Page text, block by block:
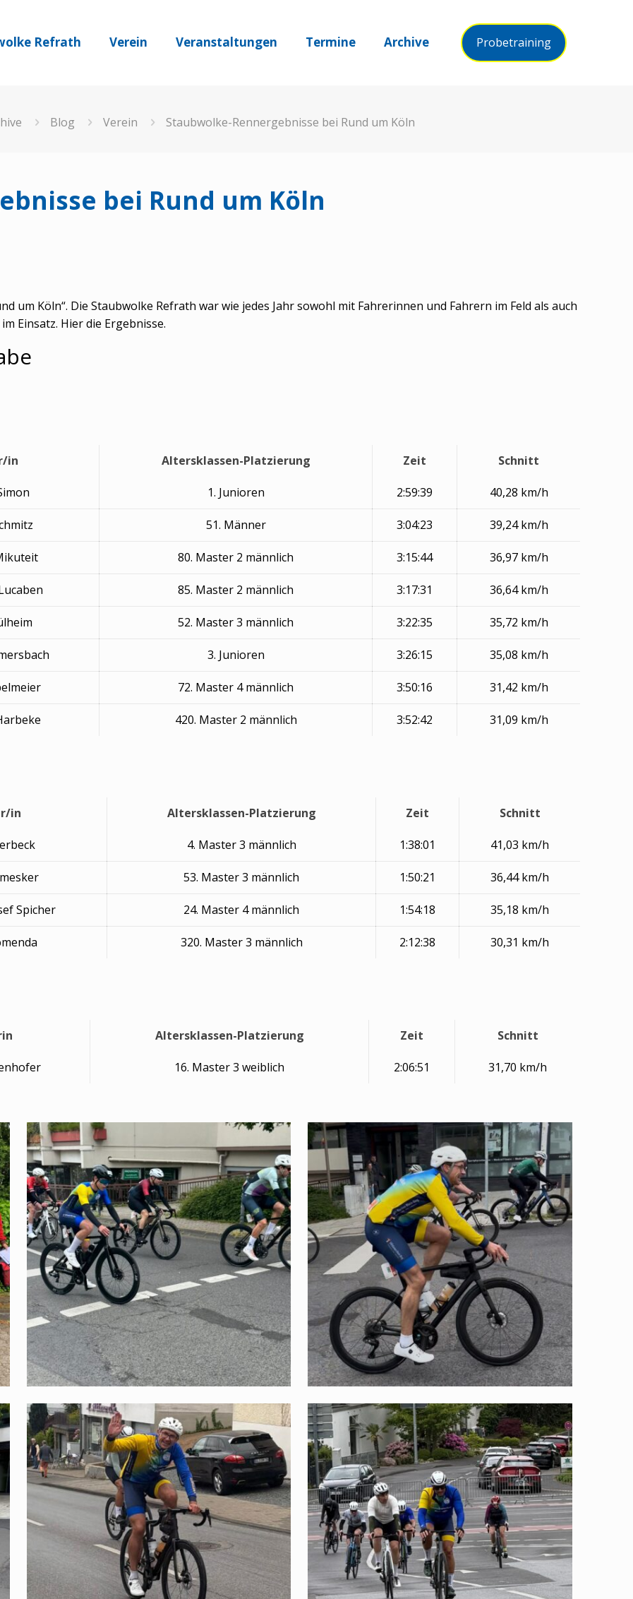
Refrath Verein Veranstaltungen Termine Archive Probetraining
Blog Verein Staubwolke-Rennergebnisse bei Rund um Köln
bei Rund um Köln
um Köln“. Die Staubwolke Refrath war wie jedes Jahr sowohl mit Fahrerinnen und Fahrern im Feld als auch
Einsatz. Hier die Ergebnisse.
in Altersklassen-Platzierung Zeit Schnitt
1. Junioren 2:59:39 40,28 km/h
51. Männer 3:04:23 39,24 km/h
80. Master 2 männlich 3:15:44 36,97 km/h
85. Master 2 männlich 3:17:31 36,64 km/h
52. Master 3 männlich 3:22:35 35,72 km/h
3. Junioren 3:26:15 35,08 km/h
72. Master 4 männlich 3:50:16 31,42 km/h
420. Master 2 männlich 3:52:42 31,09 km/h
in Altersklassen-Platzierung Zeit Schnitt
4. Master 3 männlich 1:38:01 41,03 km/h
53. Master 3 männlich 1:50:21 36,44 km/h
Spicher 24. Master 4 männlich 1:54:18 35,18 km/h
320. Master 3 männlich 2:12:38 30,31 km/h
Altersklassen-Platzierung Zeit Schnitt
16. Master 3 weiblich 2:06:51 31,70 km/h